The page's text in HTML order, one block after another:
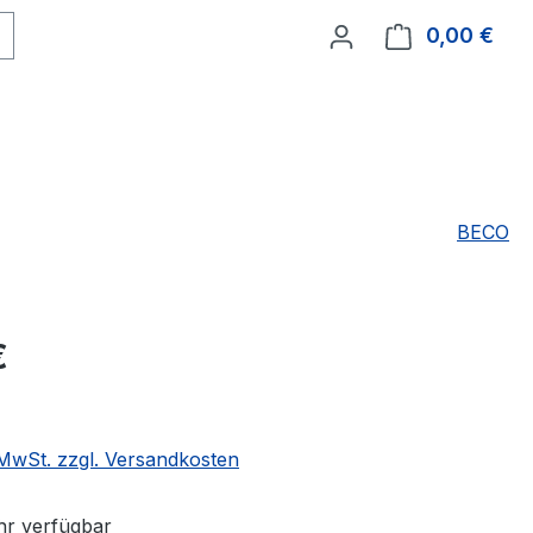
0,00 €
BECO
zzgl. Versandkosten
verfügbar